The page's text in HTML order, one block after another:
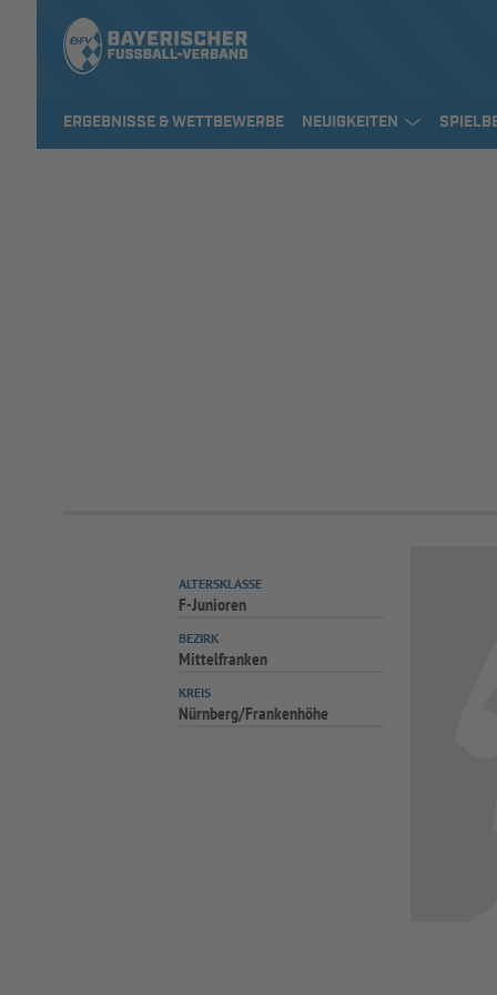
ERGEBNISSE & WETTBEWERBE NEUIGKEITEN
ALTERSKLASSE
F-Junioren
BEZIRK
Mittelfranken
KREIS
Nürnberg/Frankenhöhe